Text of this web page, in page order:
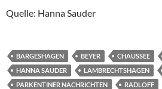
Quelle: Hanna Sauder
BARGESHAGEN BEYER CHAUSSEE
HANNA SAUDER
LAMBRECHTSHAGEN
PARKENTINER NACHRICHTEN
RADLOFF